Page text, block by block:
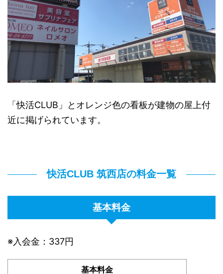
「快活CLUB」とオレンジ色の看板が建物の屋上付
近に掲げられています。
快活CLUB 筑西店の料金一覧
基本料金
※入会金：337円
基本料金